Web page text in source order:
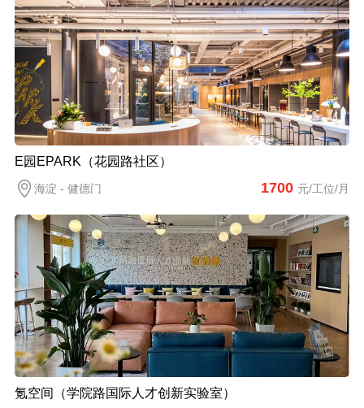
E园EPARK（花园路社区）
海淀 - 健德门 1700 元/工位/月
氪空间（学院路国际人才创新实验室）